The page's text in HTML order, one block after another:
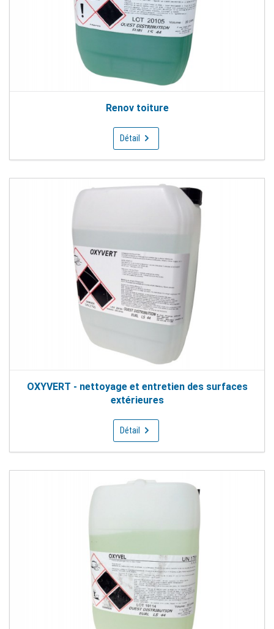
Renov toiture
Détail
OXYVERT - nettoyage et entretien des surfaces
extérieures
Détail